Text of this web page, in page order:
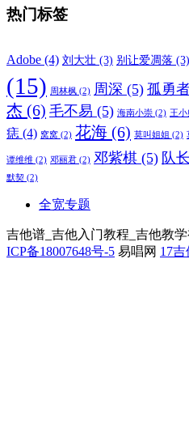
热门标签
Adobe (4) 刘大壮 (3) 别让爱凋落 (3)
(15)
周林枫 (2) 周深 (5) 孤勇
杰 (6) 毛不易 (5) 海南小崇 (2) 王小
痣 (4) 窝窝 (2) 花海 (6) 莫叫姐姐 (2)
谭维维 (2) 邓丽君 (2) 邓紫棋 (5) 队长
默契 (2)
全宽专题
吉他谱_吉他入门教程_吉他教
ICP备18007648号-5 易唱网 17吉